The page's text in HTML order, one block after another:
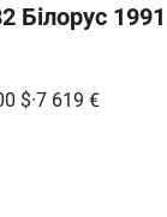
Білорус 1991
$·7 619 €